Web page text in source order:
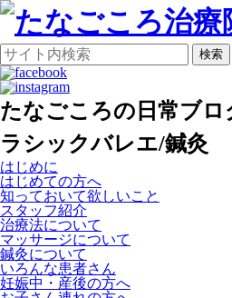
検索
たなごころの日常ブロ
ラシックバレエ/鍼灸
はじめに
はじめての方へ
知っておいて欲しいこと
スタッフ紹介
治療法について
マッサージについて
鍼灸について
いろんな患者さん
妊娠中・産後の方へ